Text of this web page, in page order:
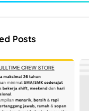
Posts